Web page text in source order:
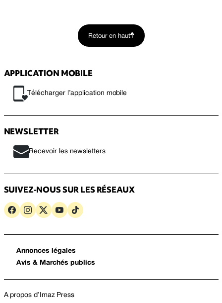
Retour en haut
APPLICATION MOBILE
Télécharger l’application mobile
NEWSLETTER
Recevoir les newsletters
SUIVEZ-NOUS SUR LES RÉSEAUX
Annonces légales
Avis & Marchés publics
A propos d’Imaz Press